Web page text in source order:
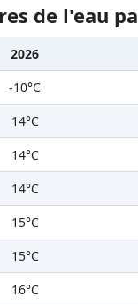
de l'eau
2026
-10°C
14°C
14°C
14°C
15°C
15°C
16°C